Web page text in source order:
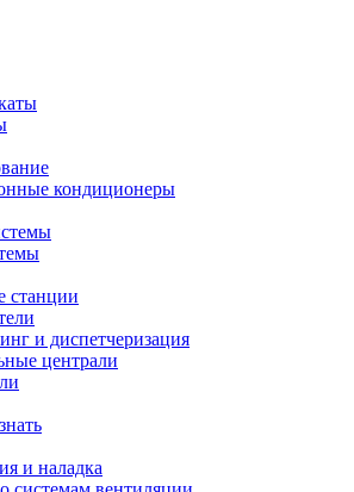
кондиционеры
станции
и диспетчеризация
централи
и наладка